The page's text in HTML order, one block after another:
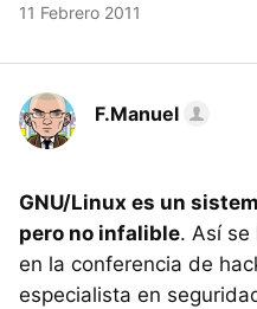
11 Febrero 2011
F.Manuel
GNU/Linux es un
pero no infalible. Así
en la conferencia de
especialista en